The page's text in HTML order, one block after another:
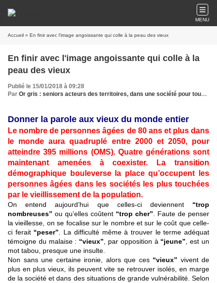
MENU
Accueil » En finir avec l'image angoissante qui colle à la peau des vieux
En finir avec l'image angoissante qui colle à la
peau des vieux
Publié le 15/01/2018 à 09:28
Par Or gris : seniors acteurs des territoires, dans une société pour tous les âges
Donner la parole aux vieux du monde entier
Le nombre de personnes âgées de 80 ans et plus dans
le monde aura quadruplé entre 2000 et 2050, pour
atteindre 395 millions (OMS). Quatre générations sont
maintenant amenées à coexister. La transition
démographique bouleverse la place qu’occupent les
personnes âgées dans les sociétés les plus touchées
par le vieillissement de la population.
On entend aujourd’hui que celles-ci deviennent “trop
nombreuses” ou qu’elles coûtent “trop cher” . Faute de penser
la vieillesse, on se focalise sur le nombre et sur le coût que celle-
ci ferait“peser” . La difficulté même à trouver le terme adéquat
témoigne du malaise : “vieux” , par opposition à “jeune” , est un
mot tabou, presque une insulte.
Non sans une certaine ironie, alors que ces “vieux” vivent de
plus en plus vieux, ils peuvent vite se retrouver isolés, en marge
de la société et dans des situations de grande vulnérabilité. Selon